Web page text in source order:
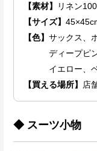
【素材】
リネン
【サイズ】
【色】 サックス、
ディープピン
イエロー、ベ
【買える場所】
店
◆ スーツ小物